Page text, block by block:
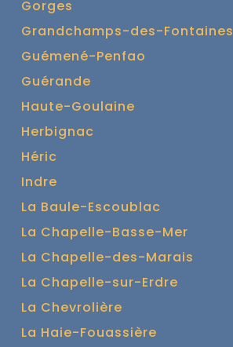
Gorges
Grandchamps-des-Fontaines
Guémené-Penfao
Guérande
Haute-Goulaine
Herbignac
Héric
Indre
La Baule-Escoublac
La Chapelle-Basse-Mer
La Chapelle-des-Marais
La Chapelle-sur-Erdre
La Chevrolière
La Haie-Fouassière